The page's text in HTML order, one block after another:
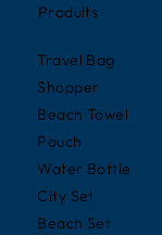
Produits
Travel Bag
Shopper
Beach Towel
Pouch
Water Bottle
City Set
Beach Set